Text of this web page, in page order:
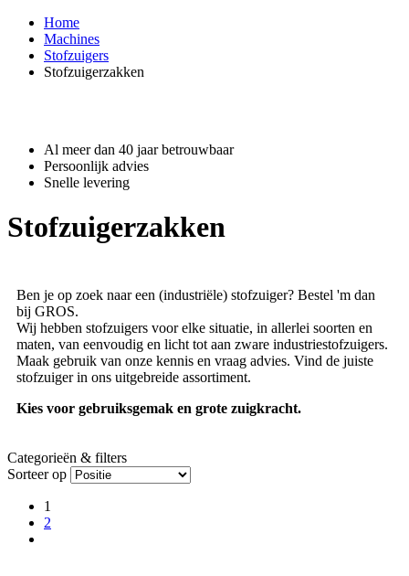
Home
Machines
Stofzuigers
Stofzuigerzakken
Al meer dan 40 jaar betrouwbaar
Persoonlijk advies
Snelle levering
Stofzuigerzakken
Ben je op zoek naar een (industriële) stofzuiger? Bestel 'm dan
bij GROS.
Wij hebben stofzuigers voor elke situatie, in allerlei soorten en
maten, van eenvoudig en licht tot aan zware industriestofzuigers.
Maak gebruik van onze kennis en vraag advies. Vind de juiste
stofzuiger in ons uitgebreide assortiment.
Kies voor gebruiksgemak en grote zuigkracht.
Categorieën & filters
Sorteer op
1
2